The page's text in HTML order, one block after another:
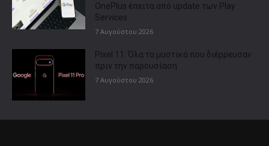
OnePlus έπειτα από update των Play
Services
7 Αυγούστου 2026
Pixel 11: Όλα τα μυστικά που διέρρευσαν
πριν την παρουσίαση
7 Αυγούστου 2026